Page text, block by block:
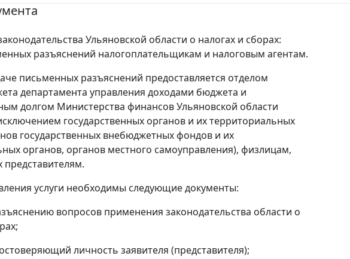
Ульяновской области о налогах и сборах:
разъяснений налогоплательщикам и налоговым агентам.
письменных разъяснений предоставляется отделом
департамента управления доходами бюджета и
долгом Министерства финансов Ульяновской области
государственных органов и их территориальных
государственных внебюджетных фондов и их
органов, органов местного самоуправления), физлицам,
представителям.
услуги необходимы следующие документы:
вопросов применения законодательства области о
личность заявителя (представителя);